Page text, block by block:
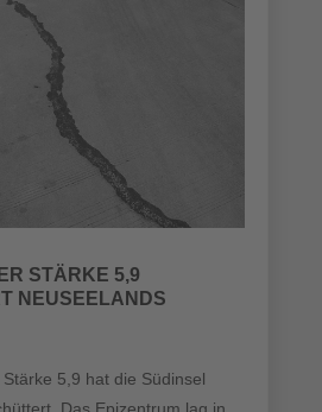
STÄRKE 5,9
NEUSEELANDS
5,9 hat die Südinsel
Das Epizentrum lag in